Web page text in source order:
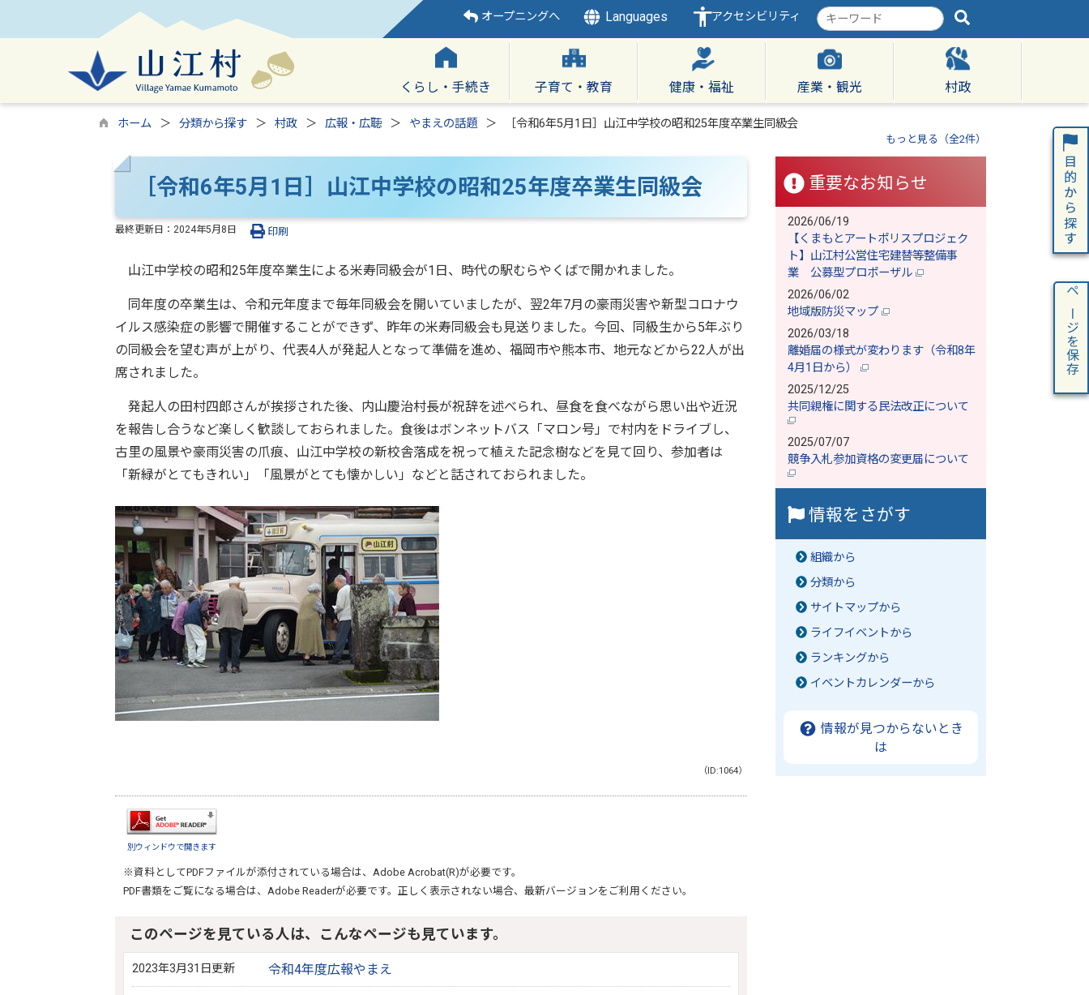
オープニングへ Languages アクセシビリティ
検
索
キ
ー
ワ
ー
くらし・手続き 子育て・教育 健康・福祉 産業・観光 村政
ホーム 分類から探す 村政 広報・広聴 やまえの話題 ［令和6年5月1日］山江中学校の昭和25年度卒業生同級会
もっと見る（全2件）
［令和6年5月1日］山江中学校の昭和25年度卒業生同級会
最終更新日： 2024年5月8日 印刷
山江中学校の昭和25年度卒業生による米寿同級会が1日、時代の駅むらやくばで開かれました。
同年度の卒業生は、令和元年度まで毎年同級会を開いていましたが、翌2年7月の豪雨災害や新型コロナウ
イルス感染症の影響で開催することができず、昨年の米寿同級会も見送りました。今回、同級生から5年ぶり
の同級会を望む声が上がり、代表4人が発起人となって準備を進め、福岡市や熊本市、地元などから22人が出
席されました。
発起人の田村四郎さんが挨拶された後、内山慶治村長が祝辞を述べられ、昼食を食べながら思い出や近況
を報告し合うなど楽しく歓談しておられました。食後はボンネットバス「マロン号」で村内をドライブし、
古里の風景や豪雨災害の爪痕、山江中学校の新校舎落成を祝って植えた記念樹などを見て回り、参加者は
「新緑がとてもきれい」「風景がとても懐かしい」などと話されておられました。
（ID:1064）
別ウィンドウで開きます
※資料としてPDFファイルが添付されている場合は、 Adobe Acrobat(R)が必要です。
PDF書類をご覧になる場合は、 Adobe Readerが必要です。正しく表示されない場合、最新バージョンをご利用ください。
このページを見ている人は、こんなページも見ています。
2023年3月31日更新 令和4年度広報やまえ
重要なお知らせ
2026/06/19
【くまもとアートポリスプロジェク
ト】山江村公営住宅建替等整備事
業 公募型プロポーザル
2026/06/02
地域版防災マップ
2026/03/18
離婚届の様式が変わります（令和8年
4月1日から）
2025/12/25
共同親権に関する民法改正について
2025/07/07
競争入札参加資格の変更届について
情報をさがす
組織から
分類から
サイトマップから
ライフイベントから
ランキングから
イベントカレンダーから
情報が見つからないとき
は
ページを保存